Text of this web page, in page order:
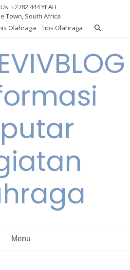
+2782 444 YEAH
Town, South Africa
Olahraga Tips Olahraga
Menu